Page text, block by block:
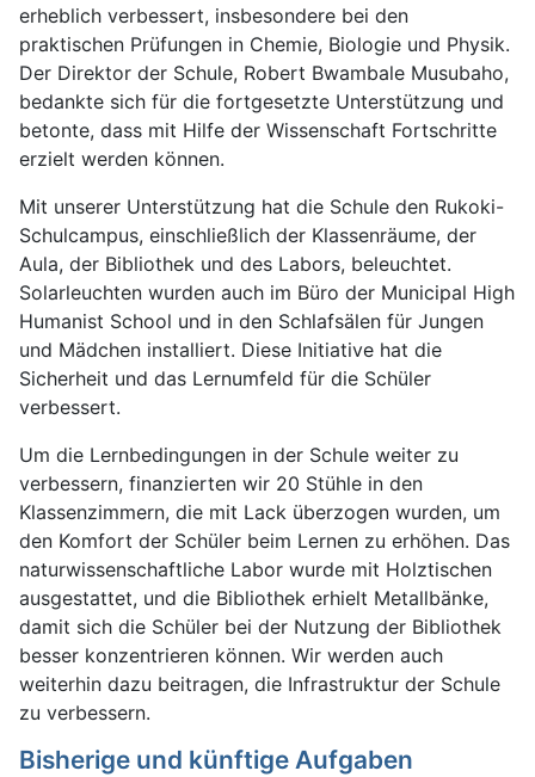
erheblich verbessert, insbesondere bei den
praktischen Prüfungen in Chemie, Biologie und Physik.
Der Direktor der Schule, Robert Bwambale Musubaho,
bedankte sich für die fortgesetzte Unterstützung und
betonte, dass mit Hilfe der Wissenschaft Fortschritte
erzielt werden können.
Mit unserer Unterstützung hat die Schule den Rukoki-
Schulcampus, einschließlich der Klassenräume, der
Aula, der Bibliothek und des Labors, beleuchtet.
Solarleuchten wurden auch im Büro der Municipal High
Humanist School und in den Schlafsälen für Jungen
und Mädchen installiert. Diese Initiative hat die
Sicherheit und das Lernumfeld für die Schüler
verbessert.
Um die Lernbedingungen in der Schule weiter zu
verbessern, finanzierten wir 20 Stühle in den
Klassenzimmern, die mit Lack überzogen wurden, um
den Komfort der Schüler beim Lernen zu erhöhen. Das
naturwissenschaftliche Labor wurde mit Holztischen
ausgestattet, und die Bibliothek erhielt Metallbänke,
damit sich die Schüler bei der Nutzung der Bibliothek
besser konzentrieren können. Wir werden auch
weiterhin dazu beitragen, die Infrastruktur der Schule
zu verbessern.
Bisherige und künftige Aufgaben